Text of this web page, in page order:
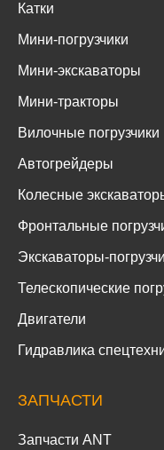
Катки
Мини-погрузчики
Мини-экскаваторы
Мини-тракторы
Вилочные погрузчики
Автогрейдеры
Колесные
Фронтальные
Экскаваторы-
Телескопические
Двигатели
Гидравлика
ЗАПЧАСТИ
Запчасти ANT